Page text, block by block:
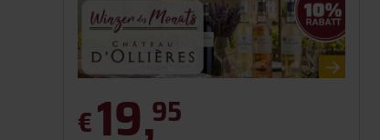
€19,95